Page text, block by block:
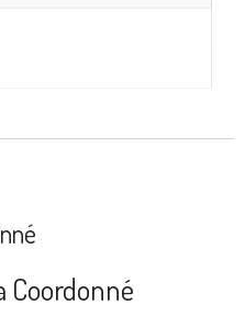
Coordonné